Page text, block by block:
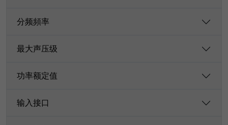
分频頻率
最大声压级
功率额定值
输入接口